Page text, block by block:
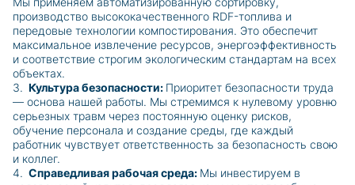
производство высококачественного RDF-топлива и
передовые технологии компостирования. Это обеспечит
максимальное извлечение ресурсов, энергоэффективность
и соответствие строгим экологическим стандартам на всех
объектах.
3. Культура безопасности: Приоритет безопасности труда
— основа нашей работы. Мы стремимся к нулевому уровню
серьезных травм через постоянную оценку рисков,
обучение персонала и создание среды, где каждый
работник чувствует ответственность за безопасность свою
и коллег.
4. Справедливая рабочая среда: Мы инвестируем в